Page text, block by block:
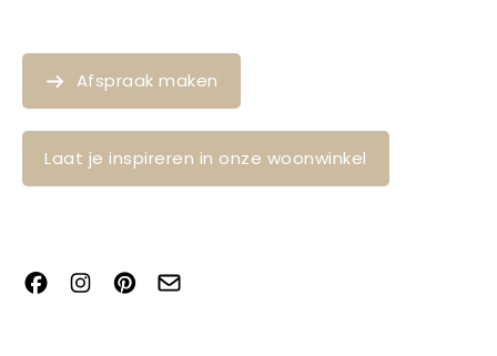
Afspraak maken
Laat je inspireren in onze woonwinkel